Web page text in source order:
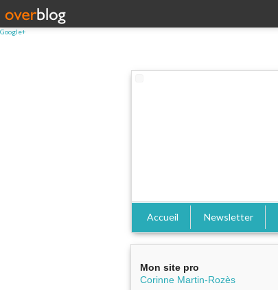
Google+
Accueil Newsletter
Mon site pro
Corinne Martin-Rozès